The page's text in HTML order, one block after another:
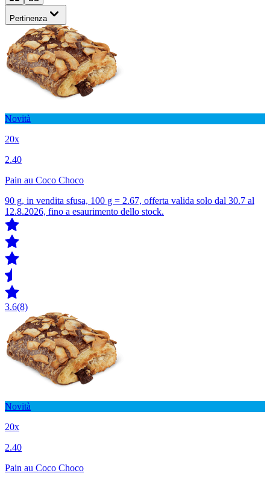
Pertinenza
Novità
20x
2.40
Pain au Coco Choco
90 g, in vendita sfusa, 100 g = 2.67, offerta valida solo dal 30.7 al
12.8.2026, fino a esaurimento dello stock.
3.6(8)
Novità
20x
2.40
Pain au Coco Choco